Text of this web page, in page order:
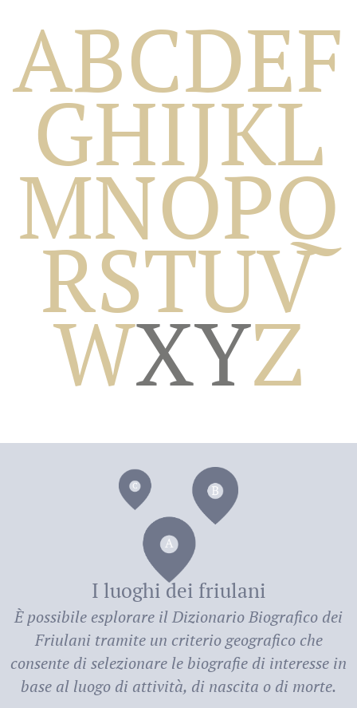
Biografico
dei
ABCDEF
GHIJKL
MNOPQ
RSTUV
WXYZ
I luoghi dei friulani
È possibile esplorare ilDizionario Biografico dei
Friulani tramite un criterio geografico che
consente di selezionare le biografie di interesse in
base al luogo di attività, di nascita o di morte.